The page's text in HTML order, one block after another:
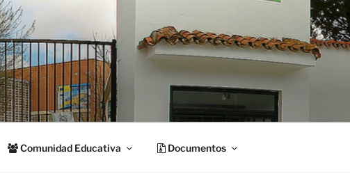
Comunidad Educativa Documentos